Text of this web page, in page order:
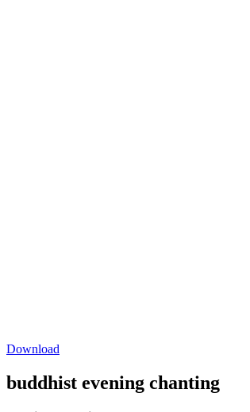
Download
buddhist evening chanting